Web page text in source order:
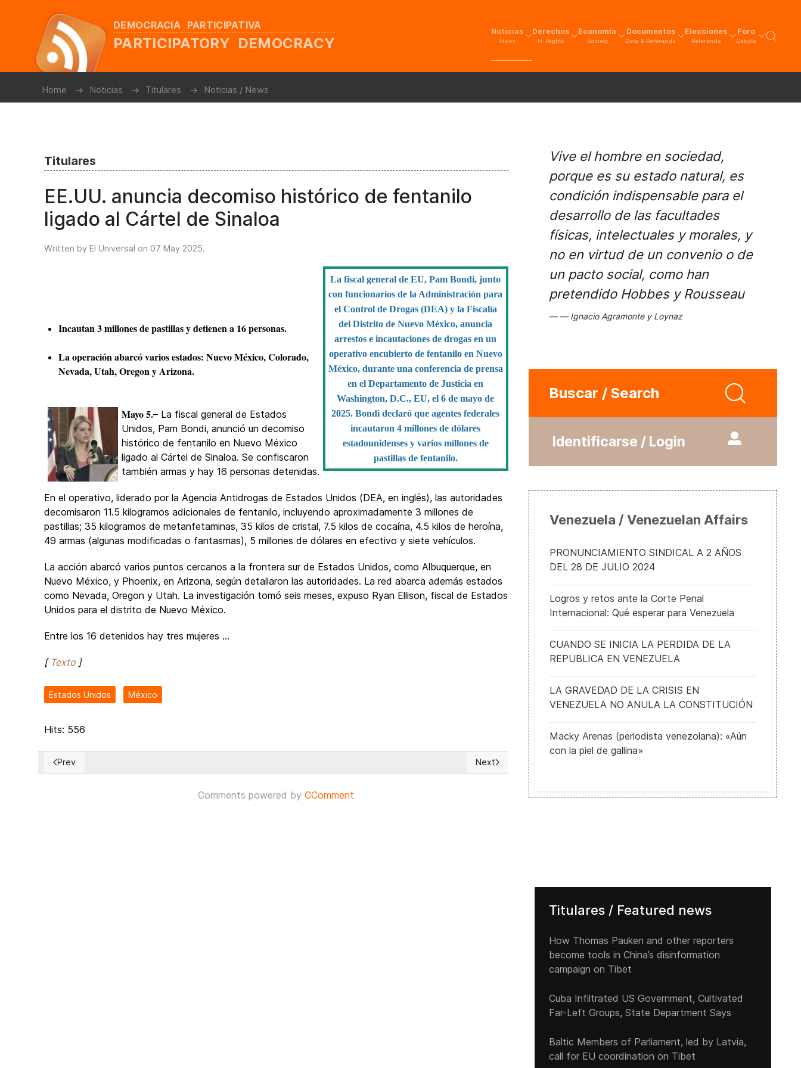
DEMOCRACIA PARTICIPATIVA
PARTICIPATORY DEMOCRACY
Noticias
News
Derechos
H. Rights
Economía
Society
Documentos
Data & Referenda
Elecciones
Referenda
Foro
Debate
Home Noticias Titulares Noticias / News
Titulares
EE.UU. anuncia decomiso histórico de fentanilo
ligado al Cártel de Sinaloa
Written by El Universal on 07 May 2025.
La fiscal general de EU, Pam Bondi, junto
con funcionarios de la Administración para
el Control de Drogas (DEA) y la Fiscalía
del Distrito de Nuevo México, anuncia
arrestos e incautaciones de drogas en un
operativo encubierto de fentanilo en Nuevo
México, durante una conferencia de prensa
en el Departamento de Justicia en
Washington, D.C., EU, el 6 de mayo de
2025. Bondi declaró que agentes federales
incautaron 4 millones de dólares
estadounidenses y varios millones de
pastillas de fentanilo.
Incautan 3 millones de pastillas y detienen a 16 personas.
La operación abarcó varios estados: Nuevo México, Colorado,
Nevada, Utah, Oregon y Arizona.
Mayo 5.– La fiscal general de Estados
Unidos, Pam Bondi, anunció un decomiso
histórico de fentanilo en Nuevo México
ligado al Cártel de Sinaloa. Se confiscaron
también armas y hay 16 personas detenidas.
En el operativo, liderado por la Agencia Antidrogas de Estados Unidos (DEA, en inglés), las autoridades
decomisaron 11.5 kilogramos adicionales de fentanilo, incluyendo aproximadamente 3 millones de
pastillas; 35 kilogramos de metanfetaminas, 35 kilos de cristal, 7.5 kilos de cocaína, 4.5 kilos de heroína,
49 armas (algunas modificadas o fantasmas), 5 millones de dólares en efectivo y siete vehículos.
La acción abarcó varios puntos cercanos a la frontera sur de Estados Unidos, como Albuquerque, en
Nuevo México, y Phoenix, en Arizona, según detallaron las autoridades. La red abarca además estados
como Nevada, Oregon y Utah. La investigación tomó seis meses, expuso Ryan Ellison, fiscal de Estados
Unidos para el distrito de Nuevo México.
Entre los 16 detenidos hay tres mujeres ...
[ Texto ]
Estados Unidos México
Hits: 556
Previous article: ¡HABEMUS PAPAM!... Y la Iglesia Católica está de fiesta
Prev Next article: Trump apremia al líder ruso: «¡Vladimir, ALTO! ¡Están muriendo 5000
Next
Comments powered byCComment
Vive el hombre en sociedad,
porque es su estado natural, es
condición indispensable para el
desarrollo de las facultades
físicas, intelectuales y morales, y
no en virtud de un convenio o de
un pacto social, como han
pretendido Hobbes y Rousseau
Ignacio Agramonte y Loynaz
Buscar / Search
Identificarse / Login
Venezuela / Venezuelan Affairs
PRONUNCIAMIENTO SINDICAL A 2 AÑOS
DEL 28 DE JULIO 2024
Logros y retos ante la Corte Penal
Internacional: Qué esperar para Venezuela
CUANDO SE INICIA LA PERDIDA DE LA
REPUBLICA EN VENEZUELA
LA GRAVEDAD DE LA CRISIS EN
VENEZUELA NO ANULA LA CONSTITUCIÓN
Macky Arenas (periodista venezolana): «Aún
con la piel de gallina»
Titulares / Featured news
How Thomas Pauken and other reporters
become tools in China’s disinformation
campaign on Tibet
Cuba Infiltrated US Government, Cultivated
Far-Left Groups, State Department Says
Baltic Members of Parliament, led by Latvia,
call for EU coordination on Tibet